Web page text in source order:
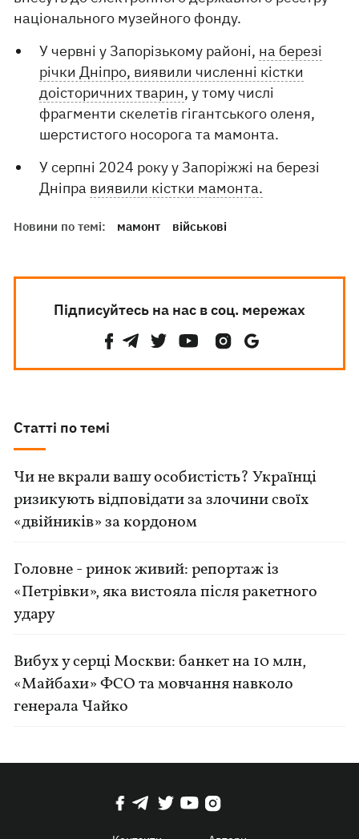
національного музейного фонду.
У червні у Запорізькому районі, на березі
річки Дніпро, виявили численні кістки
доісторичних тварин, у тому числі
фрагменти скелетів гігантського оленя,
шерстистого носорога та мамонта.
У серпні 2024 року у Запоріжжі на березі
Дніпра виявили кістки мамонта.
Новини по темі: мамонт військові
Підписуйтесь на нас в соц. мережах
Статті по темі
Чи не вкрали вашу особистість? Українці
ризикують відповідати за злочини своїх
«двійників» за кордоном
Головне - ринок живий: репортаж із
«Петрівки», яка вистояла після ракетного
удару
Вибух у серці Москви: банкет на 10 млн,
«Майбахи» ФСО та мовчання навколо
генерала Чайко